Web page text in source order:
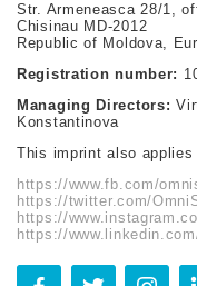
Str. Armeneasca 28/1,
Chisinau MD-2012
Republic of Moldova,
Registration number:
Managing Directors:
Konstantinova
This imprint also applies
https://www.fb.com/
https://twitter.com/
https://